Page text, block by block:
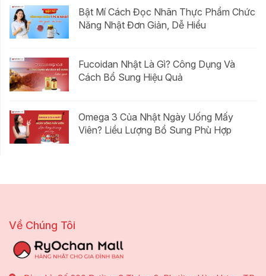
Bật Mí Cách Đọc Nhãn Thực Phẩm Chức
Năng Nhật Đơn Giản, Dễ Hiểu
Fucoidan Nhật Là Gì? Công Dụng Và
Cách Bổ Sung Hiệu Quả
Omega 3 Của Nhật Ngày Uống Mấy
Viên? Liều Lượng Bổ Sung Phù Hợp
Về Chúng Tôi